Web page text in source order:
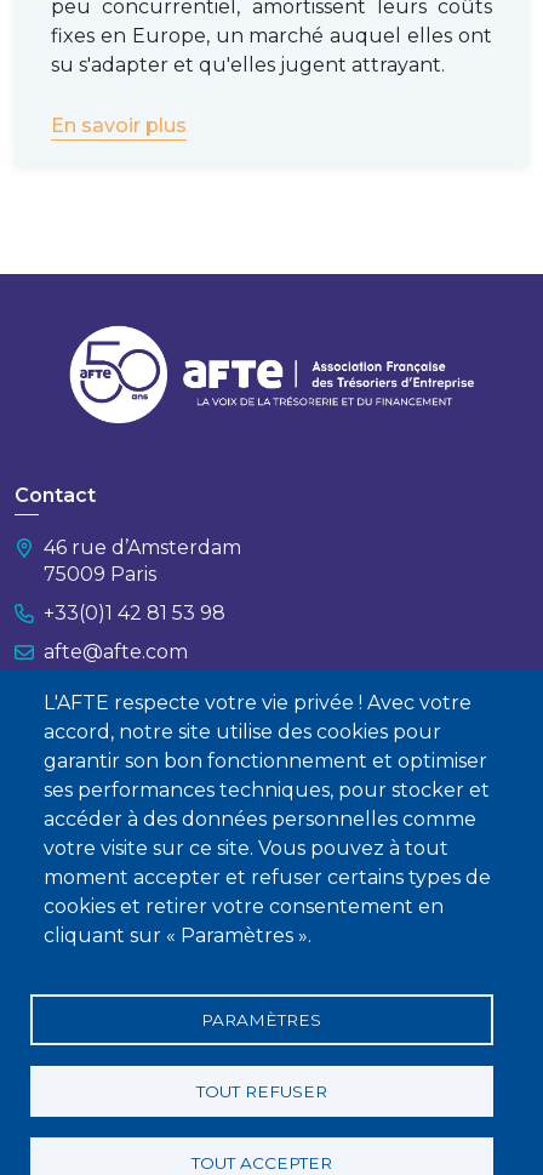
L'AFTE respecte votre vie privée ! Avec votre
accord, notre site utilise des cookies pour
garantir son bon fonctionnement et optimiser
ses performances techniques, pour stocker et
accéder à des données personnelles comme
votre visite sur ce site. Vous pouvez à tout
moment accepter et refuser certains types de
cookies et retirer votre consentement en
cliquant sur « Paramètres ».
PARAMÈTRES
TOUT REFUSER
TOUT ACCEPTER
peu concurrentiel, amortissent leurs coûts
fixes en Europe, un marché auquel elles ont
su s'adapter et qu'elles jugent attrayant.
En savoir plus
Contact
46 rue d’Amsterdam
75009 Paris
+33(0)1 42 81 53 98
afte@afte.com
Nous contacter
À propos
Qui sommes-nous ?
Devenir membre
Mentions légales
Conditions générales de vente